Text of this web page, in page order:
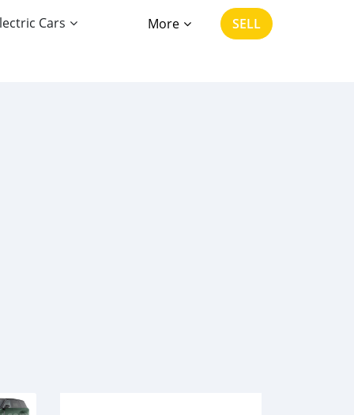
Cars More SELL